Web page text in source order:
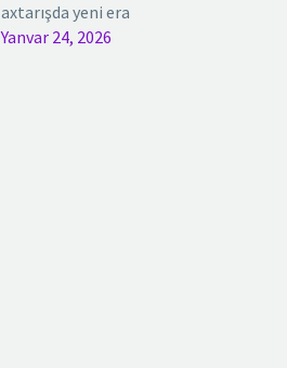
axtarışda yeni era
Yanvar 24, 2026